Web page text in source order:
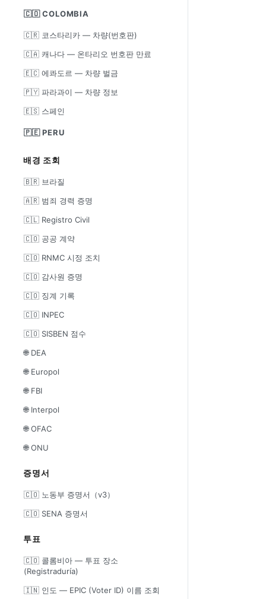
🇨🇴 COLOMBIA
🇨🇷 코스타리카 — 차량(번호판)
🇨🇦 캐나다 — 온타리오 번호판 만료
🇪🇨 에콰도르 — 차량 벌금
🇵🇾 파라과이 — 차량 정보
🇪🇸 스페인
🇵🇪 PERU
배경 조회
🇧🇷 브라질
🇦🇷 범죄 경력 증명
🇨🇱 Registro Civil
🇨🇴 공공 계약
🇨🇴 RNMC 시정 조치
🇨🇴 감사원 증명
🇨🇴 징계 기록
🇨🇴 INPEC
🇨🇴 SISBEN 점수
🌐 DEA
🌐 Europol
🌐 FBI
🌐 Interpol
🌐 OFAC
🌐 ONU
증명서
🇨🇴 노동부 증명서（v3）
🇨🇴 SENA 증명서
투표
🇨🇴 콜롬비아 — 투표 장소
(Registraduría)
🇮🇳 인도 — EPIC (Voter ID) 이름 조회